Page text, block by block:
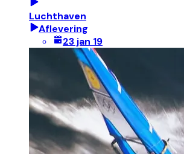
Luchthaven
Aflevering
23 jan 19